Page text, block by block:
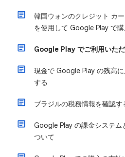
韓国ウォンのクレジット カ
を使用して Google Play で購
Google Play でご利用いた
現金で Google Play の残高
する
ブラジルの税務情報を確認す
Google Play の課金システム
ついて